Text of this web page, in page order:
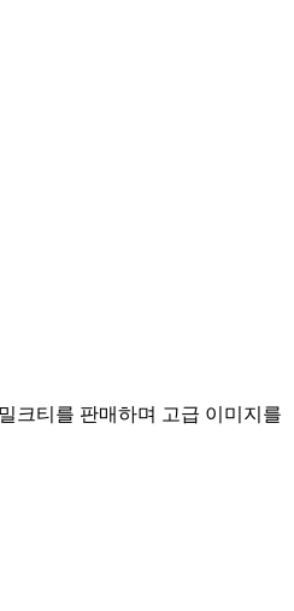
크티를 판매하며 고급 이미지를